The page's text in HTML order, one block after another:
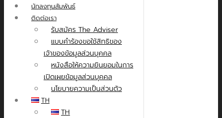
นักลงทุนสัมพันธ์
ติดต่อเรา
รับสมัคร The Adviser
แบบคำร้องขอใช้สิทธิของ
เจ้าของข้อมูลส่วนบุคคล
หนังสือให้ความยินยอมในการ
เปิดเผยข้อมูลส่วนบุคคล
นโยบายความเป็นส่วนตัว
TH
TH